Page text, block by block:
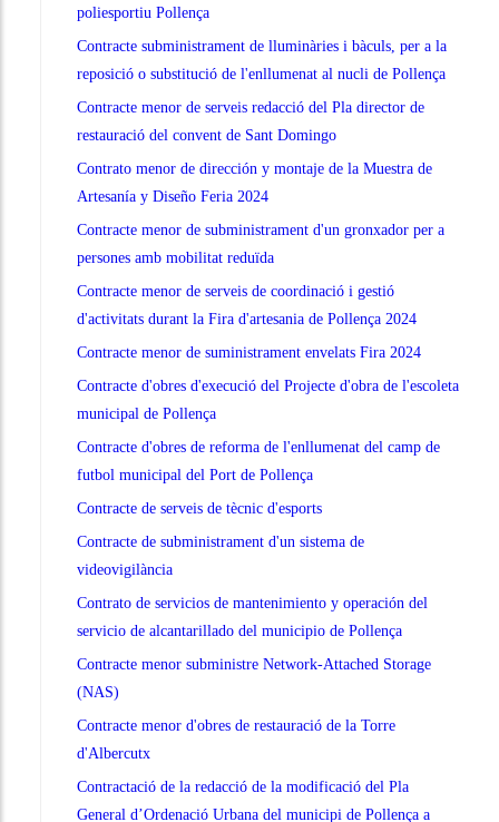
poliesportiu Pollença
Contracte subministrament de lluminàries i bàculs, per a la
reposició o substitució de l'enllumenat al nucli de Pollença
Contracte menor de serveis redacció del Pla director de
restauració del convent de Sant Domingo
Contrato menor de dirección y montaje de la Muestra de
Artesanía y Diseño Feria 2024
Contracte menor de subministrament d'un gronxador per a
persones amb mobilitat reduïda
Contracte menor de serveis de coordinació i gestió
d'activitats durant la Fira d'artesania de Pollença 2024
Contracte menor de suministrament envelats Fira 2024
Contracte d'obres d'execució del Projecte d'obra de l'escoleta
municipal de Pollença
Contracte d'obres de reforma de l'enllumenat del camp de
futbol municipal del Port de Pollença
Contracte de serveis de tècnic d'esports
Contracte de subministrament d'un sistema de
videovigilància
Contrato de servicios de mantenimiento y operación del
servicio de alcantarillado del municipio de Pollença
Contracte menor subministre Network-Attached Storage
(NAS)
Contracte menor d'obres de restauració de la Torre
d'Albercutx
Contractació de la redacció de la modificació del Pla
General d’Ordenació Urbana del municipi de Pollença a